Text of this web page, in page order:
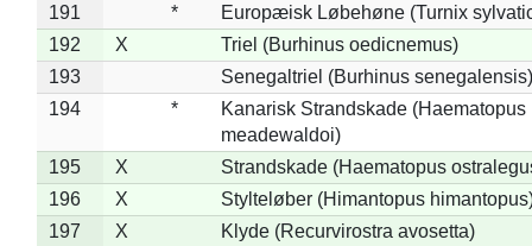
191
*
Europæisk Løbehøne (Turnix
192
X
Triel (Burhinus oedicnemus)
193
Senegaltriel (Burhinus senegalensis)
194
*
Kanarisk Strandskade (Haematopus
meadewaldoi)
195
X
Strandskade (Haematopus
196
X
Stylteløber (Himantopus
197
X
Klyde (Recurvirostra avosetta)